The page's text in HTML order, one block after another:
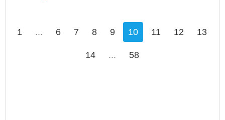
1 ... 6 7 8 9 10 11 12 13
14 ... 58